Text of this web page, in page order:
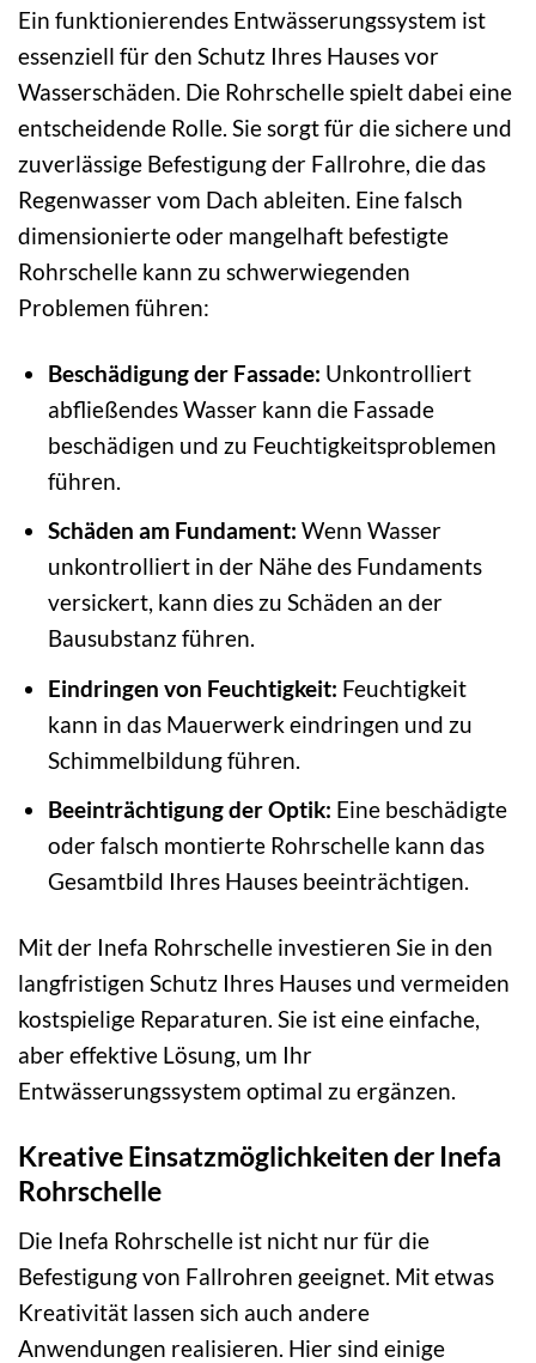
Ein funktionierendes Entwässerungssystem ist
essenziell für den Schutz Ihres Hauses vor
Wasserschäden. Die Rohrschelle spielt dabei eine
entscheidende Rolle. Sie sorgt für die sichere und
zuverlässige Befestigung der Fallrohre, die das
Regenwasser vom Dach ableiten. Eine falsch
dimensionierte oder mangelhaft befestigte
Rohrschelle kann zu schwerwiegenden
Problemen führen:
Beschädigung der Fassade: Unkontrolliert
abfließendes Wasser kann die Fassade
beschädigen und zu Feuchtigkeitsproblemen
führen.
Schäden am Fundament: Wenn Wasser
unkontrolliert in der Nähe des Fundaments
versickert, kann dies zu Schäden an der
Bausubstanz führen.
Eindringen von Feuchtigkeit: Feuchtigkeit
kann in das Mauerwerk eindringen und zu
Schimmelbildung führen.
Beeinträchtigung der Optik: Eine beschädigte
oder falsch montierte Rohrschelle kann das
Gesamtbild Ihres Hauses beeinträchtigen.
Mit der Inefa Rohrschelle investieren Sie in den
langfristigen Schutz Ihres Hauses und vermeiden
kostspielige Reparaturen. Sie ist eine einfache,
aber effektive Lösung, um Ihr
Entwässerungssystem optimal zu ergänzen.
Kreative Einsatzmöglichkeiten der Inefa
Rohrschelle
Die Inefa Rohrschelle ist nicht nur für die
Befestigung von Fallrohren geeignet. Mit etwas
Kreativität lassen sich auch andere
Anwendungen realisieren. Hier sind einige